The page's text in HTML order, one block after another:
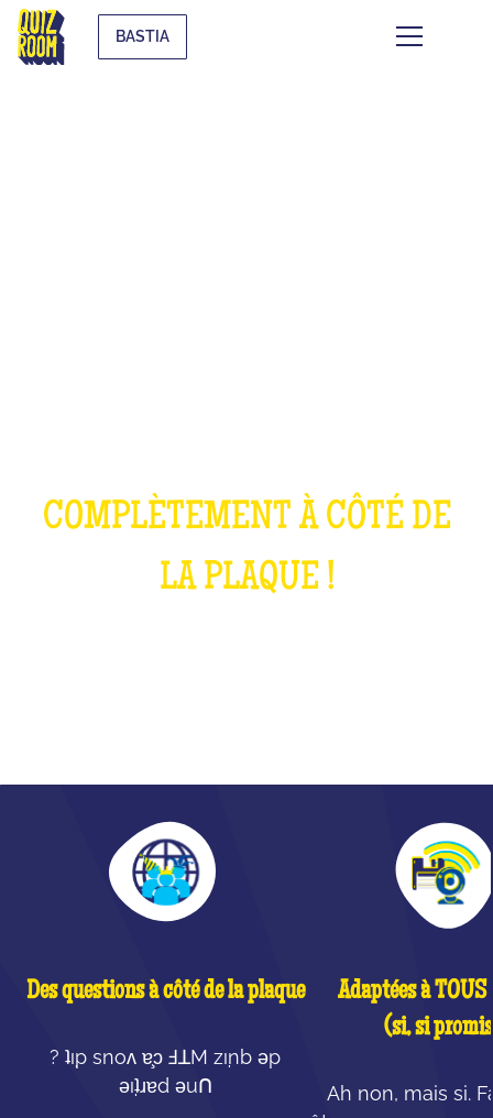
BASTIA
COMPLÈTEMENT À CÔTÉ DE
LA PLAQUE !
Des questions à côté de la plaque
? ʇı̣p snoʌ ɐ̧ɔ ℲꓕM zı̣nb ǝp
ǝı̣ʇɹɐd ǝuꓵ
Adaptées à TOUS
(si, si
Ah non, mais si.